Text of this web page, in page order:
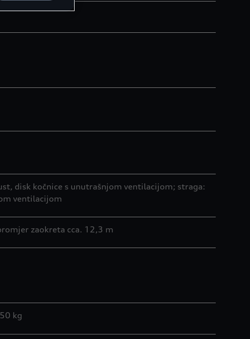
disk kočnice s unutrašnjom ventilacijom; straga:
ventilacijom
zaokreta cca. 12,3 m
kg